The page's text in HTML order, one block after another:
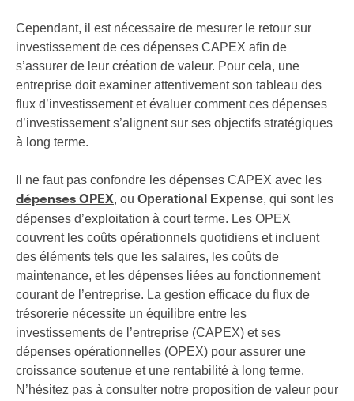
Cependant, il est nécessaire de mesurer le retour sur
investissement de ces dépenses CAPEX afin de
s’assurer de leur création de valeur. Pour cela, une
entreprise doit examiner attentivement son tableau des
flux d’investissement et évaluer comment ces dépenses
d’investissement s’alignent sur ses objectifs stratégiques
à long terme.
Il ne faut pas confondre les dépenses CAPEX avec les
dépenses OPEX, ou Operational Expense, qui sont les
dépenses d’exploitation à court terme. Les OPEX
couvrent les coûts opérationnels quotidiens et incluent
des éléments tels que les salaires, les coûts de
maintenance, et les dépenses liées au fonctionnement
courant de l’entreprise. La gestion efficace du flux de
trésorerie nécessite un équilibre entre les
investissements de l’entreprise (CAPEX) et ses
dépenses opérationnelles (OPEX) pour assurer une
croissance soutenue et une rentabilité à long terme.
N’hésitez pas à consulter notre proposition de valeur pour